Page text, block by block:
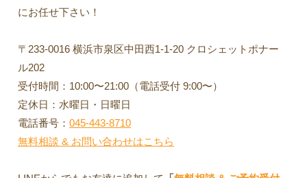
にお任せ下さい！
〒233-0016 横浜市泉区中田西1-1-20 クロシェットポナー
ル202
受付時間：10:00〜21:00（電話受付 9:00〜）
定休日：水曜日・日曜日
電話番号：045-443-8710
無料相談 & お問い合わせはこちら